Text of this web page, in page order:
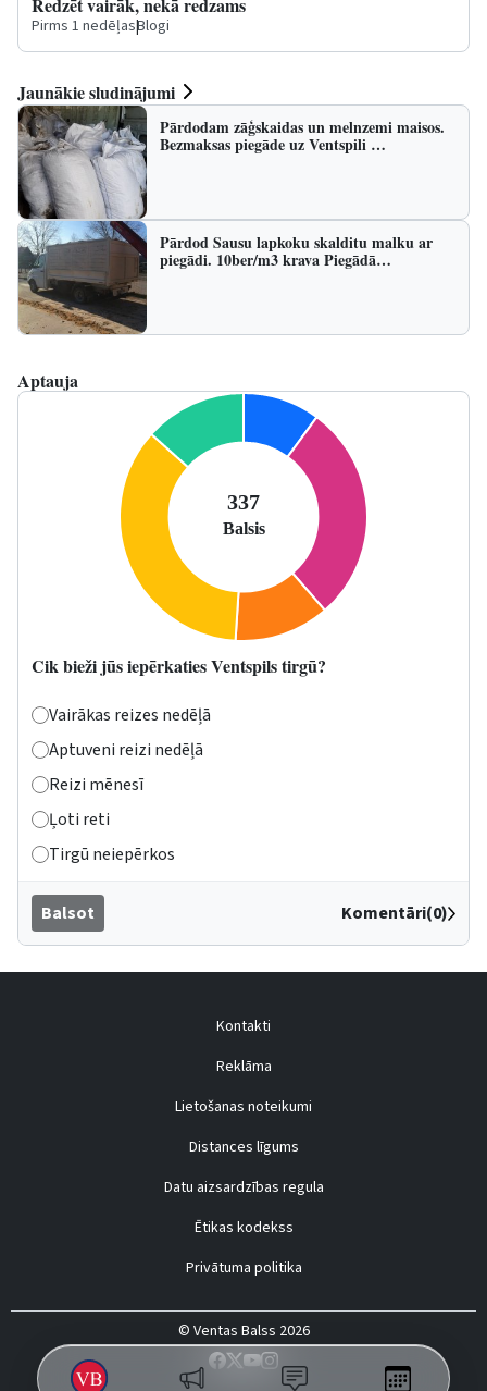
Pirms 1 nedēļas|Blogi
Jaunākie sludinājumi
Pārdodam zāģskaidas un melnzemi maisos.
Bezmaksas piegāde uz Ventspili …
Pārdod Sausu lapkoku skalditu malku ar
piegādi. 10ber/m3 krava Piegādā…
Aptauja
Cik bieži jūs iepērkaties Ventspils tirgū?
Vairākas reizes nedēļā
Aptuveni reizi nedēļā
Reizi mēnesī
Ļoti reti
Tirgū neiepērkos
Balsot Komentāri(0)
Kontakti
Reklāma
Lietošanas noteikumi
Distances līgums
Datu aizsardzības regula
Ētikas kodekss
Privātuma politika
© Ventas Balss 2026